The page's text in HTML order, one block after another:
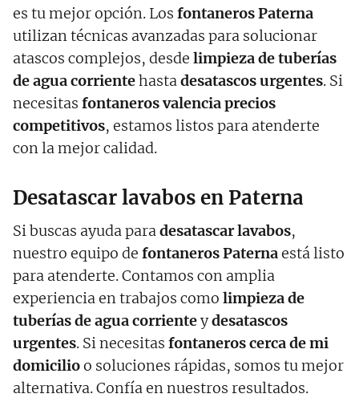
es tu mejor opción. Los fontanerosPaterna
utilizan técnicas avanzadas para solucionar
atascos complejos, desde limpieza de tuberías
de agua corrientehastadesatascos urgentes. Si
necesitas fontaneros valencia precios
competitivos, estamos listos para atenderte
con la mejor calidad.
Desatascar lavabos en Paterna
Si buscas ayuda paradesatascar lavabos,
nuestro equipo de fontanerosPaternaestá listo
para atenderte. Contamos con amplia
experiencia en trabajos como limpieza de
tuberías de agua corrienteydesatascos
urgentes. Si necesitas fontaneros cerca de mi
domicilioo soluciones rápidas, somos tu mejor
alternativa. Confía en nuestros resultados.